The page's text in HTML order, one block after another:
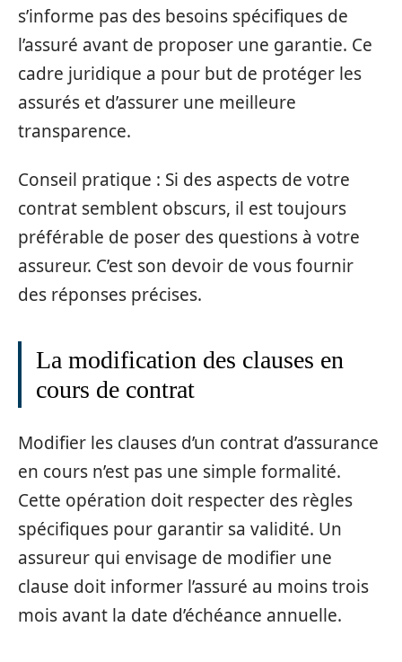
s’informe pas des besoins spécifiques de
l’assuré avant de proposer une garantie. Ce
cadre juridique a pour but de protéger les
assurés et d’assurer une meilleure
transparence.
Conseil pratique : Si des aspects de votre
contrat semblent obscurs, il est toujours
préférable de poser des questions à votre
assureur. C’est son devoir de vous fournir
des réponses précises.
La modification des clauses en
cours de contrat
Modifier les clauses d’un contrat d’assurance
en cours n’est pas une simple formalité.
Cette opération doit respecter des règles
spécifiques pour garantir sa validité. Un
assureur qui envisage de modifier une
clause doit informer l’assuré au moins trois
mois avant la date d’échéance annuelle.